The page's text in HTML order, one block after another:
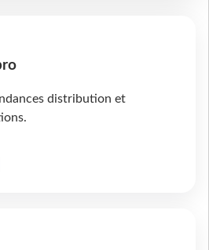
distribution et